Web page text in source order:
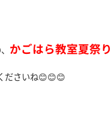
かごはら教室夏祭り
ださいね😊😊😊